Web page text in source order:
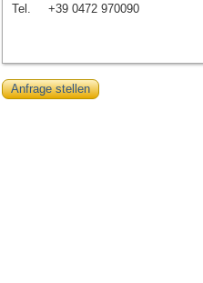
Tel. +39 0472 970090
Anfrage stellen